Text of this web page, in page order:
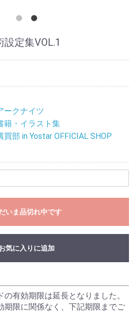
定集VOL.1
ークナイツ
籍・イラスト集
買部 in Yostar OFFICIAL SHOP
いま品切れ中です
気に入りに追加
有効期限は延長となりました。
期限に関係なく、下記期限までご